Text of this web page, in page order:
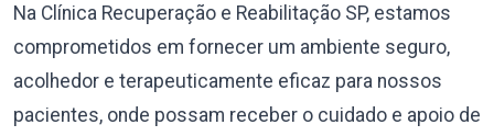
Na Clínica Recuperação e Reabilitação SP, estamos
comprometidos em fornecer um ambiente seguro,
acolhedor e terapeuticamente eficaz para nossos
pacientes, onde possam receber o cuidado e apoio de